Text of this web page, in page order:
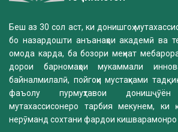
Беш аз 30 сол аст, ки донишгоҳ
бо назардошти анъанаҳои академӣ ва
омода карда, ба бозори меҳнат
дорои барномаҳои мукаммали
байналмилалӣ, пойгоҳи мустаҳками
фаъолу пурмуҳтавои
мутахассисонеро тарбия мекунем, ки
нерӯманд сохтани фардои кишварамонро